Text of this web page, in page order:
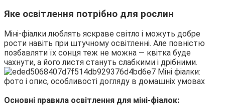
Яке освітлення потрібно для рослин
Міні-фіалки люблять яскраве світло і можуть добре
рости навіть при штучному освітленні. Але повністю
позбавляти їх сонця теж не можна — квітка буде
чахнути, а його листя стануть слабкими і дрібними.
Основні правила освітлення для міні-фіалок: